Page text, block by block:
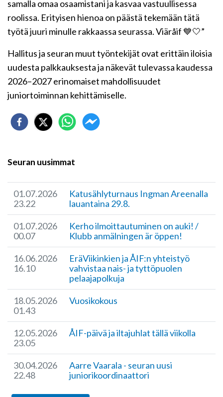
samalla omaa osaamistani ja kasvaa vastuullisessa
roolissa. Erityisen hienoa on päästä tekemään tätä
työtä juuri minulle rakkaassa seurassa. Viäråif 💙🤍”
Hallitus ja seuran muut työntekijät ovat erittäin iloisia
uudesta palkkauksesta ja näkevät tulevassa kaudessa
2026–2027 erinomaiset mahdollisuudet
juniortoiminnan kehittämiselle.
Seuran uusimmat
01.07.2026
23.22
Katusählyturnaus Ingman Areenalla
lauantaina 29.8.
01.07.2026
00.07
Kerho ilmoittautuminen on auki! /
Klubb anmälningen är öppen!
16.06.2026
16.10
EräViikinkien ja ÅIF:n yhteistyö
vahvistaa nais- ja tyttöpuolen
pelaajapolkuja
18.05.2026
01.43
Vuosikokous
12.05.2026
23.05
ÅIF-päivä ja iltajuhlat tällä viikolla
30.04.2026
22.48
Aarre Vaarala - seuran uusi
juniorikoordinaattori